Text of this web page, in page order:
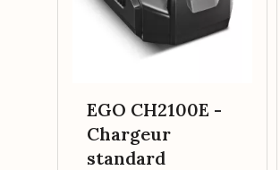
EGO CH2100E -
Chargeur
standard